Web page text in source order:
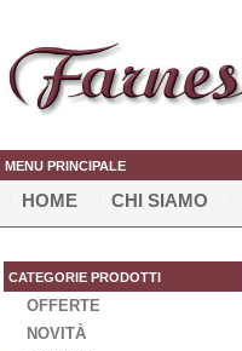
MENU PRINCIPALE
HOME CHI SIAMO
CATEGORIE PRODOTTI
OFFERTE
NOVITÀ